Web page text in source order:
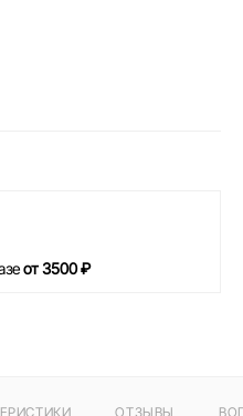
от 3500 ₽
ОТЗЫВЫ